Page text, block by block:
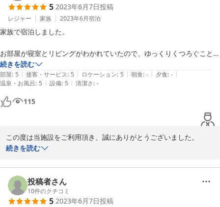
当施設を拠点にしたおすすめの場所のご紹介は定期的に行っていく
予定ですので、また別府へお越しの際には是非ご利用ください。
ご投稿ありがとうございました。
2023-06-20
5 2023年6月7日投稿
レジャー 家族 2023年6月宿泊
家族で宿泊しました。
お部屋が寝室とリビングがわかれていたので、ゆっくりくつろぐことが
できました。
子供連れの方にオススメです！
セルフチェックインはスムーズにできましたし、電話でお話ししたスタ
ッフの方も感じがよく、とても丁寧にご対応頂きました。
続きを読む
部屋: 5 | 接客・サービス: 5 | ロケーション: 5 | 朝食: - | 夕食: - |
温泉・お風呂: 5 | 設備: 5 | 清潔さ: -
115
この度は当施設をご利用頂き、誠にありがとうございました。
快適にお過ごし頂けたようで嬉しく存じます。
スタッフとも共有させて頂き、お客様により一層ご満足頂けるよう
一同日々精進してまいります。
続きを読む
投稿者さん
10件のクチコミ
5 2023年6月7日投稿